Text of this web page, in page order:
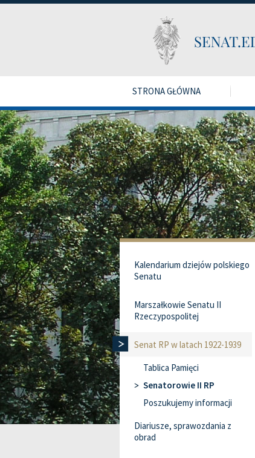
STRONA GŁÓWNA
Kalendarium dziejów polskiego
Senatu
Marszałkowie Senatu II
Rzeczypospolitej
Senat RP w latach 1922-1939
Tablica Pamięci
Senatorowie II RP
Poszukujemy informacji
Diariusze, sprawozdania z
obrad